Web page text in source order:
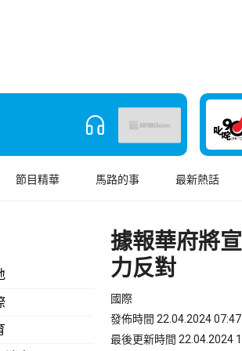
節目精華 馬路的事 最新熱話
據報華府將
力反對
國際
發佈時間 22.04.2024 07:47
最後更新時間 22.04.2024